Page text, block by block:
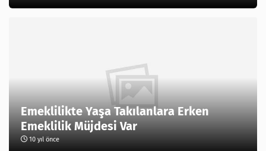
Emeklilikte Yaşa Takılanlara Erken
Emeklilik Müjdesi Var
10 yıl önce